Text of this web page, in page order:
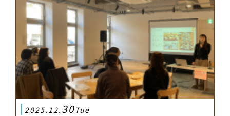
2025.12. 30Tue